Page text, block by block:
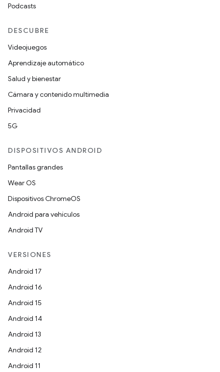
Podcasts
DESCUBRE
Videojuegos
Aprendizaje automático
Salud y bienestar
Cámara y contenido multimedia
Privacidad
5G
DISPOSITIVOS ANDROID
Pantallas grandes
Wear OS
Dispositivos ChromeOS
Android para vehículos
Android TV
VERSIONES
Android 17
Android 16
Android 15
Android 14
Android 13
Android 12
Android 11